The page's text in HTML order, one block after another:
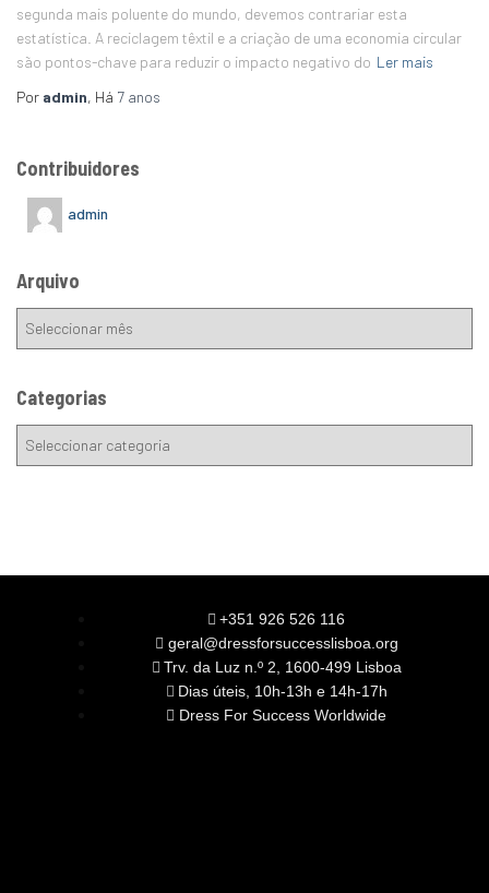
segunda mais poluente do mundo, devemos contrariar esta
estatística. A reciclagem têxtil e a criação de uma economia circular
são pontos-chave para reduzir o impacto negativo do Ler mais
Por admin, Há 7 anos
Contribuidores
admin
Arquivo
Categorias
+351 926 526 116
geral@dressforsuccesslisboa.org
Trv. da Luz n.º 2, 1600-499 Lisboa
Dias úteis, 10h-13h e 14h-17h
Dress For Success Worldwide